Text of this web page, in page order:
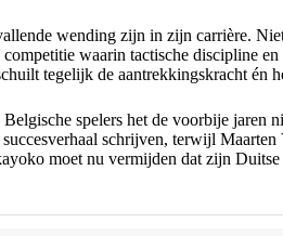
wending zijn in zijn carrière.
waarin tactische discipline
tegelijk de aantrekkingskracht én
spelers het de voorbije jaren
schrijven, terwijl
moet nu vermijden dat zijn